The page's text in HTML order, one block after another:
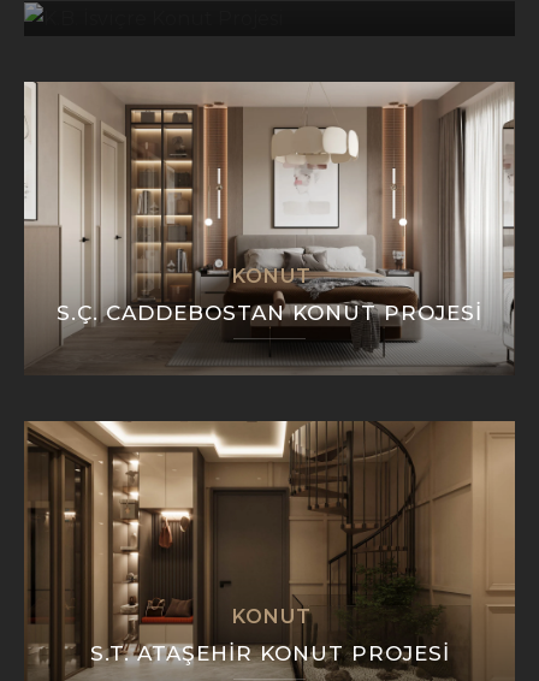
KONUT
S.Ç. CADDEBOSTAN KONUT PROJESI
KONUT
S.T. ATAŞEHIR KONUT PROJESI